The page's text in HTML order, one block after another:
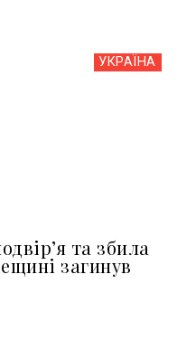
УКРАЇНА
та збила
загинув